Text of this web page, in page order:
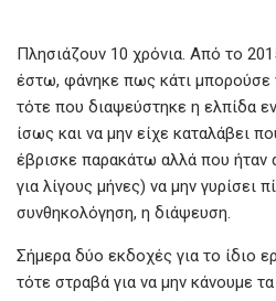
Πλησιάζουν 10 χρόνια. Από το
έστω, φάνηκε πως κάτι μπορούσε
τότε που διαψεύστηκε η ελπίδα
ίσως και να μην είχε καταλάβει
έβρισκε παρακάτω αλλά που
για λίγους μήνες) να μην γυρίσει
συνθηκολόγηση, η διάψευση.
Σήμερα δύο εκδοχές για το ίδιο
τότε στραβά για να μην κάνουμε